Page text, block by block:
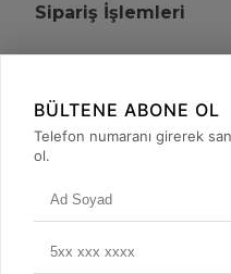
Sipariş İşlemleri
+90
BÜLTENE ABONE OL
Telefon numaranı girerek
ol.